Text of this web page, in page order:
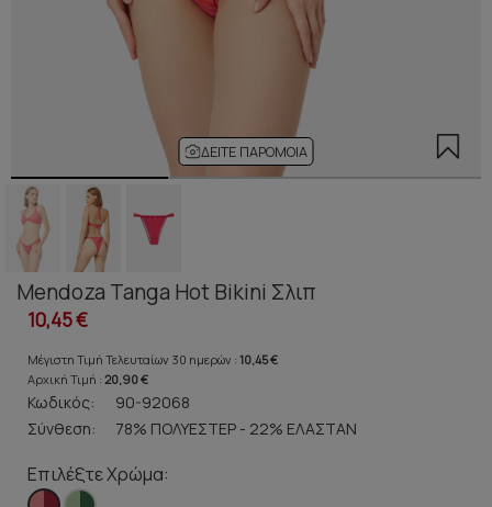
ΔΕΊΤΕ ΠΑΡΌΜΟΙΑ
Mendoza Tanga Hot Bikini Σλιπ
10,45 €
Μέγιστη Τιμή Τελευταίων 30 ημερών : 10,45 €
Αρχική Τιμή : 20,90 €
Κωδικός:
90-92068
Σύνθεση:
78% ΠΟΛΥΕΣΤΕΡ - 22% ΕΛΑΣΤΑΝ
Επιλέξτε Χρώμα: